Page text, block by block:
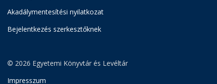
Akadálymentesítési nyilatkozat
Bejelentkezés szerkesztőknek
© 2026 Egyetemi Könyvtár és Levéltár
Impresszum